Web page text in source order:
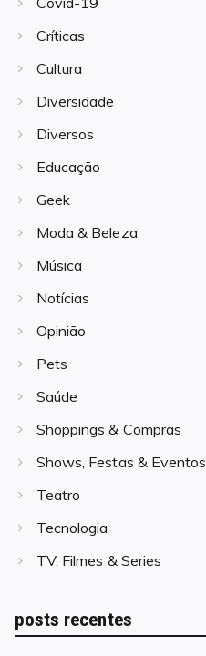
Críticas
Cultura
Diversidade
Diversos
Educação
Geek
Moda & Beleza
Música
Notícias
Opinião
Pets
Saúde
Shoppings & Compras
Shows, Festas & Eventos
Teatro
Tecnologia
TV, Filmes & Series
posts recentes